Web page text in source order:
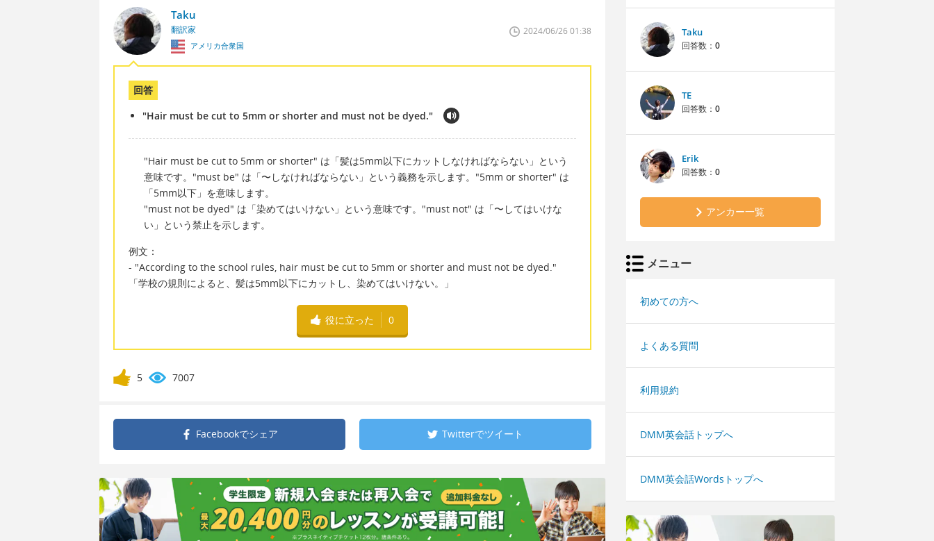
Taku
翻訳家
アメリカ合衆国
2024/06/26 01:38
回答
"Hair must be cut to 5mm or shorter and must not be dyed."
"Hair must be cut to 5mm or shorter" は「髪は5mm以下にカットしなければならない」という
意味です。"must be" は「〜しなければならない」という義務を示します。"5mm or shorter" は
「5mm以下」を意味します。
"must not be dyed" は「染めてはいけない」という意味です。"must not" は「〜してはいけな
い」という禁止を示します。
例文：
- "According to the school rules, hair must be cut to 5mm or shorter and must not be dyed."
「学校の規則によると、髪は5mm以下にカットし、染めてはいけない。」
役に立った 0
5 7007
Facebookでシェア Twitterでツイート
Taku
回答数： 0
TE
回答数： 0
Erik
回答数： 0
アンカー一覧
メニュー
初めての方へ
よくある質問
利用規約
DMM英会話トップへ
DMM英会話Wordsトップへ